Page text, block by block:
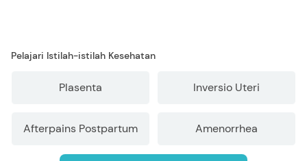
Pelajari Istilah-istilah Kesehatan
Plasenta Inversio Uteri
Afterpains Postpartum Amenorrhea